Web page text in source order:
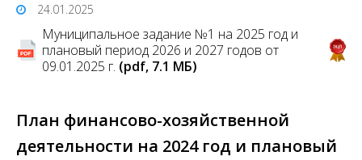
24.01.2025
Муниципальное задание №1 на 2025 год и
плановый период 2026 и 2027 годов от
09.01.2025 г. (pdf, 7.1 MБ)
План финансово-хозяйственной
деятельности на 2024 год и плановый